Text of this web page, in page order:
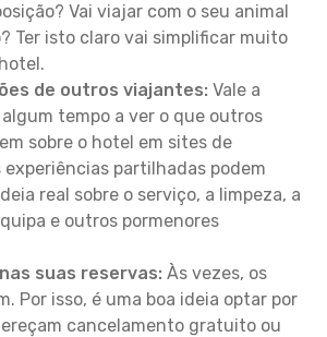
Vai viajar com o seu animal
Ter isto claro vai simplificar muito
de outros viajantes: Vale a
tempo a ver o que outros
sobre o hotel em sites de
experiências partilhadas podem
real sobre o serviço, a limpeza, a
e outros pormenores
suas reservas: Às vezes, os
Por isso, é uma boa ideia optar por
cancelamento gratuito ou